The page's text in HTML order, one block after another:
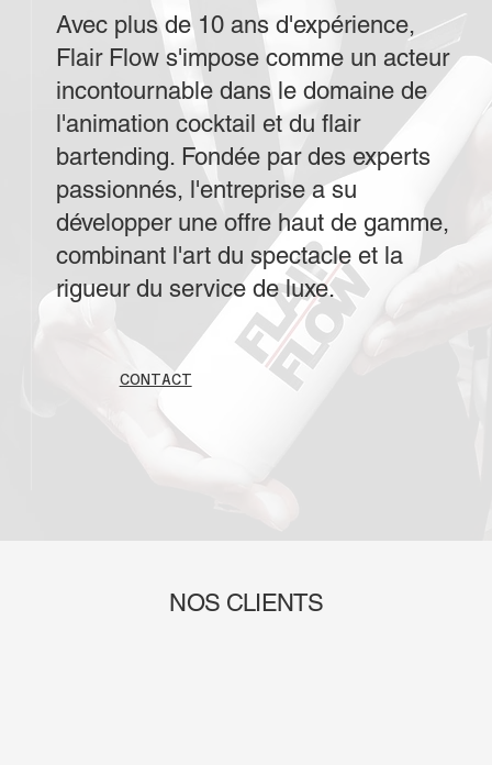
CONTACT
Avec plus de 10 ans d'expérience,
Flair Flow s'impose comme un acteur
incontournable dans le domaine de
l'animation cocktail et du flair
bartending. Fondée par des experts
passionnés, l'entreprise a su
développer une offre haut de gamme,
combinant l'art du spectacle et la
rigueur du service de luxe.
NOS CLIENTS